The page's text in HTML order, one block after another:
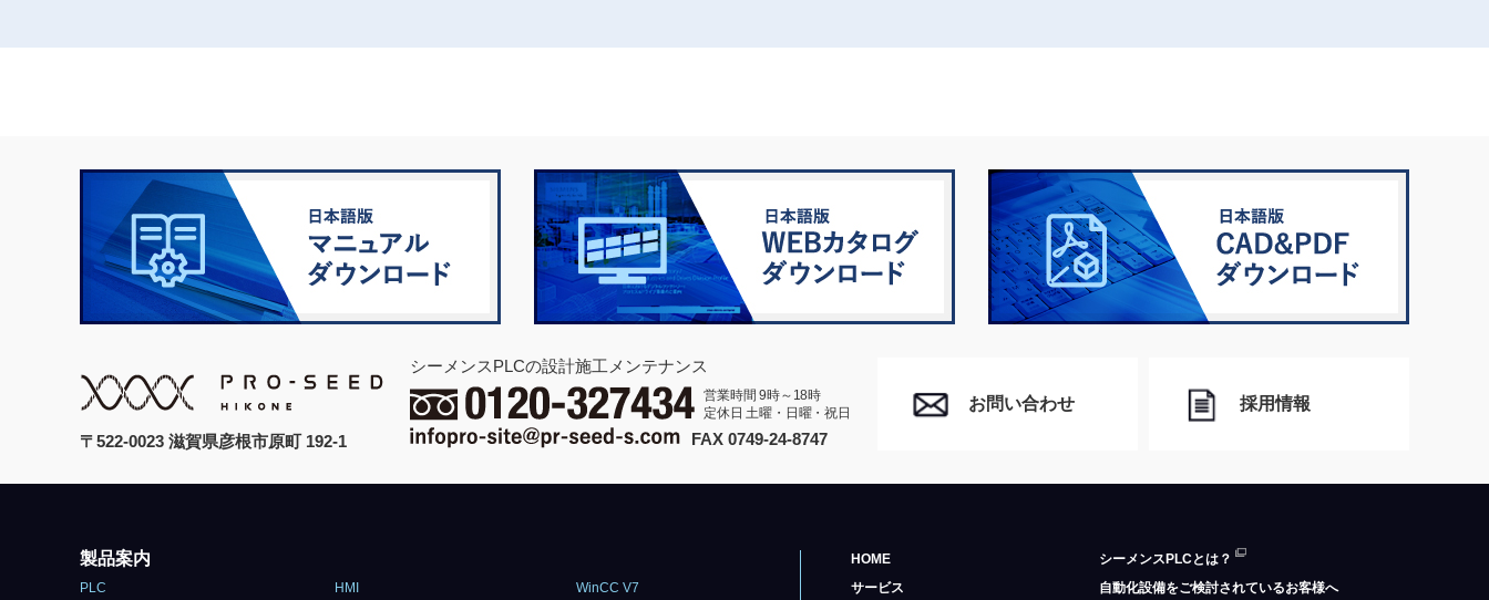
〒522-0023 滋賀県彦根市原町 192-1
シーメンスPLCの設計施工メンテナンス
営業時間 9時～18時
定休日 土曜・日曜・祝日
FAX 0749-24-8747
お問い合わせ 採用情報
製品案内
PLC
HMI
WinCC V7
HOME
サービス
シーメンスPLCとは？
自動化設備をご検討されているお客様へ